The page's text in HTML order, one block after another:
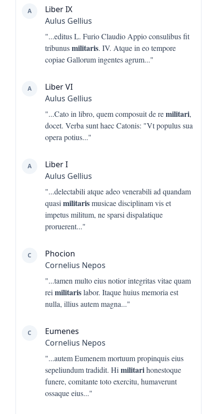
A
Liber IX
Aulus Gellius
"...editus L. Furio Claudio Appio consulibus fit
tribunusmilitaris. IV. Atque in eo tempore
copiae Gallorum ingentes agrum..."
A
Liber VI
Aulus Gellius
"...Cato in libro, quem composuit de remilitari,
docet. Verba sunt haec Catonis: "Vt populus sua
opera potius..."
A
Liber I
Aulus Gellius
"...delectabili atque adeo venerabili ad quandam
quasi militarismusicae disciplinam vis et
impetus militum, ne sparsi dispalatique
proruerent..."
C
Phocion
Cornelius Nepos
"...tamen multo eius notior integritas vitae quam
rei militarislabor. Itaque huius memoria est
nulla, illius autem magna..."
C
Eumenes
Cornelius Nepos
"...autem Eumenem mortuum propinquis eius
sepeliundum tradidit. Hi militarihonestoque
funere, comitante toto exercitu, humaverunt
ossaque eius..."